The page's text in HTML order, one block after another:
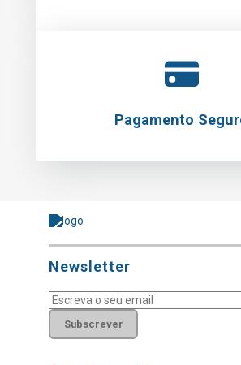
Pagamento
Newsletter
Subscrever